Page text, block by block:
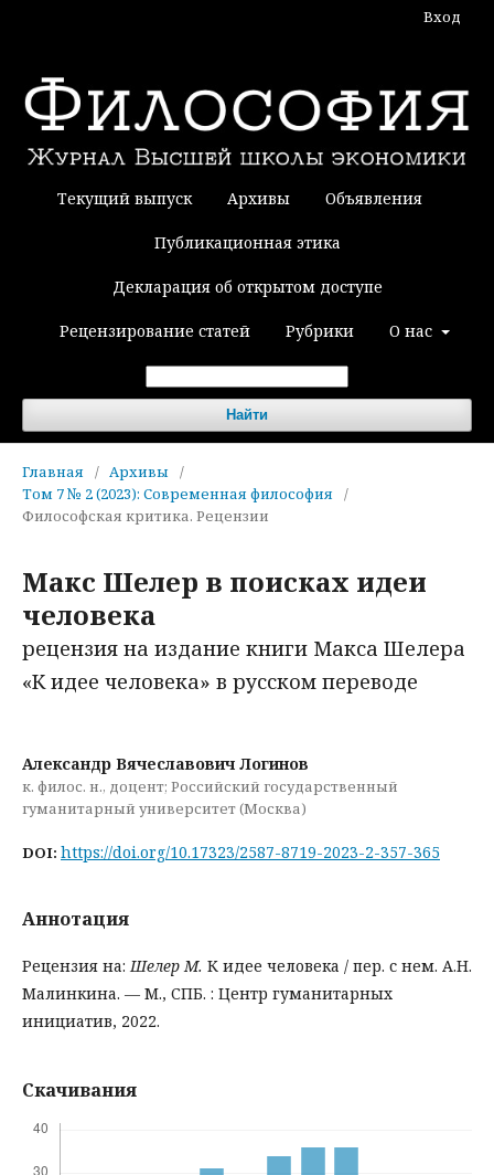
Текущий выпуск Архивы Объявления
Публикационная этика
Декларация об открытом доступе
Рецензирование статей Рубрики О нас
Найти
Вход
Главная / Архивы
/
Том 7 № 2 (2023): Современная философия
/
Философская критика. Рецензии
Макс Шелер в поисках идеи
человека
рецензия на издание книги Макса Шелера
«К идее человека» в русском переводе
Александр Вячеславович Логинов
к. филос. н., доцент; Российский государственный
гуманитарный университет (Москва)
DOI: https://doi.org/10.17323/2587-8719-2023-2-357-365
Аннотация
Рецензия на:Шелер М. К идее человека / пер. с нем. А.Н.
Малинкина. — М., СПБ. : Центр гуманитарных
инициатив, 2022.
Скачивания